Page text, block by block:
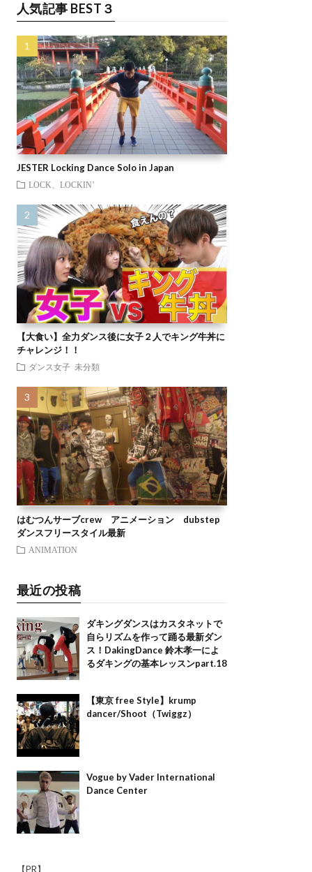
人気記事 BEST３
JESTER Locking Dance Solo in Japan
LOCK、LOCKIN’
【大食い】全力ダンス後に女子２人でキング牛丼に
チャレンジ！！
ダンス女子 未分類
はむつんサーブcrew アニメーション dubstep
ダンスフリースタイル最新
ANIMATION
最近の投稿
ダキングダンスはカスタネットで
自らリズムを作って踊る最新ダン
ス！DakingDance 鈴木孝一によ
るダキングの基本レッスンpart.18
【東京 free Style】krump
dancer/Shoot（Twiggz）
Vogue by Vader International
Dance Center
【PR】